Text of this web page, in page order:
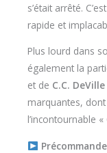
s’était arrêté. C’est
rapide et
Plus lourd dans
également la
et de C.C. DeVille
marquantes,
l’incontournable